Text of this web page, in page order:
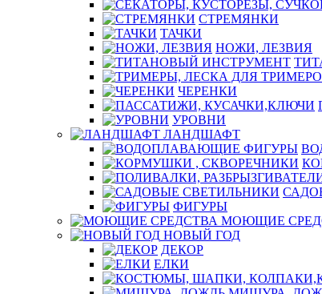
СТРЕМЯНКИ
ТАЧКИ
НОЖИ, ЛЕЗВИЯ
ЧЕРЕНКИ
УРОВНИ
ЛАНДШАФТ
ФИГУРЫ
МОЮЩИЕ
НОВЫЙ ГОД
ДЕКОР
ЕЛКИ